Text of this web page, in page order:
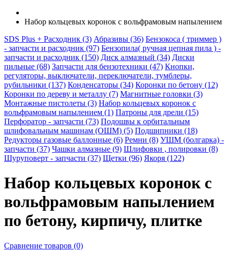
Набор кольцевых коронок с вольфрамовым напылением
SDS Plus + Расходник (3) Абразивы (36) Бензокоса ( триммер )
- запчасти и расходник (97) Бензопила( ручная цепная пила ) -
запчасти и расходник (150) Диск алмазный (34) Диски
пильные (68) Запчасти для бензотехники (47) Кнопки,
регуляторы, выключатели, переключатели, тумблеры,
рубильники (137) Конденсаторы (34) Коронки по бетону (12)
Коронки по дереву и металлу (7) Магнитные головки (3)
Монтажные пистолеты (3) Набор кольцевых коронок с
вольфрамовым напылением (1) Патроны для дрели (15)
Перфоратор - запчасти (73) Подошвы к орбитальным
шлифовальным машинам (ОШМ) (5) Подшипники (18)
Редукторы газовые баллонные (6) Ремни (8) УШМ (болгарка) -
запчасти (37) Чашки алмазные (9) Шлифовки , полировки (8)
Шуруповерт - запчасти (37) Щетки (96) Якоря (122)
Набор кольцевых коронок с
вольфрамовым напылением
по бетону, кирпичу, плитке
Сравнение товаров (0)